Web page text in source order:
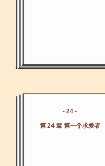
- 24 -
第 24 章 第一个求爱者